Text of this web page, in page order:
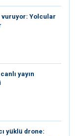
vuruyor: Yolcular
yayın
yüklü drone: